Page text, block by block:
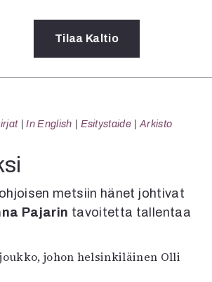
Tilaa Kaltio
In English Esitystaide Arkisto
metsiin hänet johtivat
Pajarin tavoitetta tallentaa
johon helsinkiläinen Olli